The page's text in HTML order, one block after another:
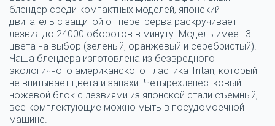
блендер среди компактных моделей, японский
двигатель с защитой от перегрерва раскручивает
лезвия до 24000 оборотов в минуту. Модель имеет 3
цвета на выбор (зеленый, оранжевый и серебристый).
Чаша блендера изготовлена из безвредного
экологичного американского пластика Tritan, который
не впитывает цвета и запахи. Четырехлепестковый
ножевой блок с лезвиями из японской стали съемный,
все комплектующие можно мыть в посудомоечной
машине.